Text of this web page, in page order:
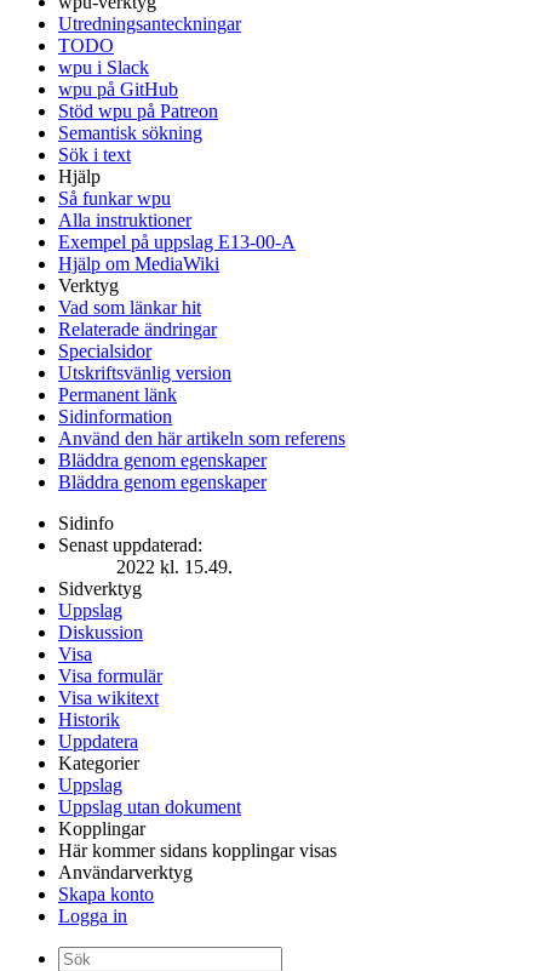
Utredningsanteckningar
TODO
wpu i Slack
wpu på GitHub
Stöd wpu på Patreon
Semantisk sökning
Sök i text
Hjälp
Så funkar wpu
Alla instruktioner
Exempel på uppslag E13-00-A
Hjälp om MediaWiki
Verktyg
Vad som länkar hit
Relaterade ändringar
Specialsidor
Utskriftsvänlig version
Permanent länk
Sidinformation
Använd den här artikeln som referens
Bläddra genom egenskaper
Bläddra genom egenskaper
Sidinfo
Senast uppdaterad:
2022 kl. 15.49.
Sidverktyg
Uppslag
Diskussion
Visa
Visa formulär
Visa wikitext
Historik
Uppdatera
Kategorier
Uppslag
Uppslag utan dokument
Kopplingar
Här kommer sidans kopplingar visas
Användarverktyg
Skapa konto
Logga in